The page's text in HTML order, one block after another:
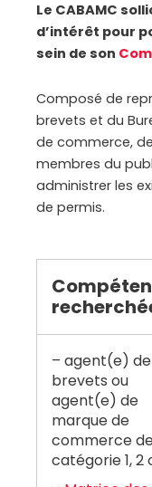
Le CABAMC
d’intérêt pour
sein de son
Composé de
brevets et du
de commerce,
membres du
administrer les
de permis.
agent(e) de
brevets ou
agent(e) de
marque de
commerce
catégorie 1, 2